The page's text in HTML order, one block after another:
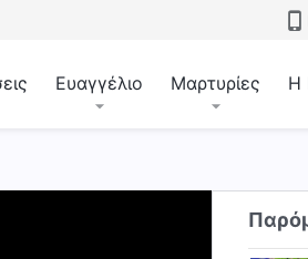
Ευαγγέλιο Μαρτυρίες Η